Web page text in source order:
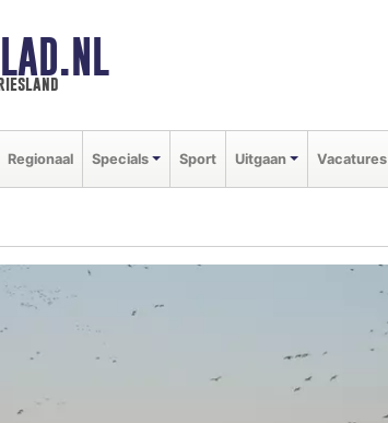
Regionaal Specials Sport Uitgaan Vacatures